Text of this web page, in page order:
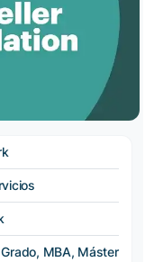
MBA, Máster